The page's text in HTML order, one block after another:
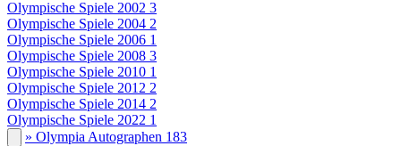
Olympische Spiele 2002 3
Olympische Spiele 2004 2
Olympische Spiele 2006 1
Olympische Spiele 2008 3
Olympische Spiele 2010 1
Olympische Spiele 2012 2
Olympische Spiele 2014 2
Olympische Spiele 2022 1
» Olympia Autographen 183